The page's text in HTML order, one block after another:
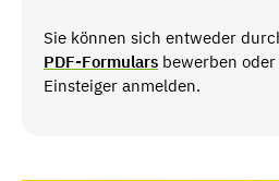
Sie können sich entweder
PDF-Formulars bewerben
Einsteiger anmelden.